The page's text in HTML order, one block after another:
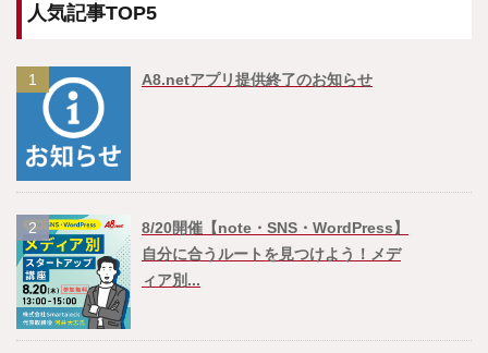
人気記事TOP5
1 A8.netアプリ提供終了のお知らせ
2
8/20開催【note・SNS・WordPress】
自分に合うルートを見つけよう！メデ
ィア別...